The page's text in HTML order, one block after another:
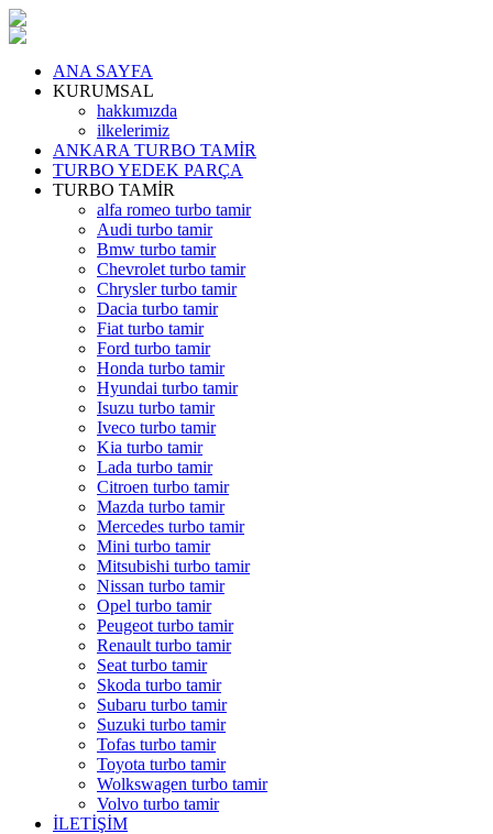
ANA SAYFA
KURUMSAL
hakkımızda
ilkelerimiz
ANKARA TURBO TAMİR
TURBO YEDEK PARÇA
TURBO TAMİR
alfa romeo turbo tamir
Audi turbo tamir
Bmw turbo tamir
Chevrolet turbo tamir
Chrysler turbo tamir
Dacia turbo tamir
Fiat turbo tamir
Ford turbo tamir
Honda turbo tamir
Hyundai turbo tamir
Isuzu turbo tamir
Iveco turbo tamir
Kia turbo tamir
Lada turbo tamir
Citroen turbo tamir
Mazda turbo tamir
Mercedes turbo tamir
Mini turbo tamir
Mitsubishi turbo tamir
Nissan turbo tamir
Opel turbo tamir
Peugeot turbo tamir
Renault turbo tamir
Seat turbo tamir
Skoda turbo tamir
Subaru turbo tamir
Suzuki turbo tamir
Tofas turbo tamir
Toyota turbo tamir
Wolkswagen turbo tamir
Volvo turbo tamir
İLETİŞİM